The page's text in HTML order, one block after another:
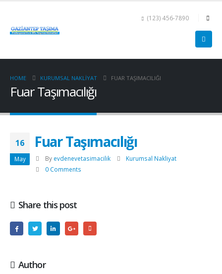
(123) 456-7890
HOME KURUMSAL NAKLIYAT FUAR TAŞIMACILIĞI
Fuar Taşımacılığı
16
May
Fuar Taşımacılığı
By evdenevetasimacilik
Kurumsal Nakliyat
0 Comments
Share this post
Author